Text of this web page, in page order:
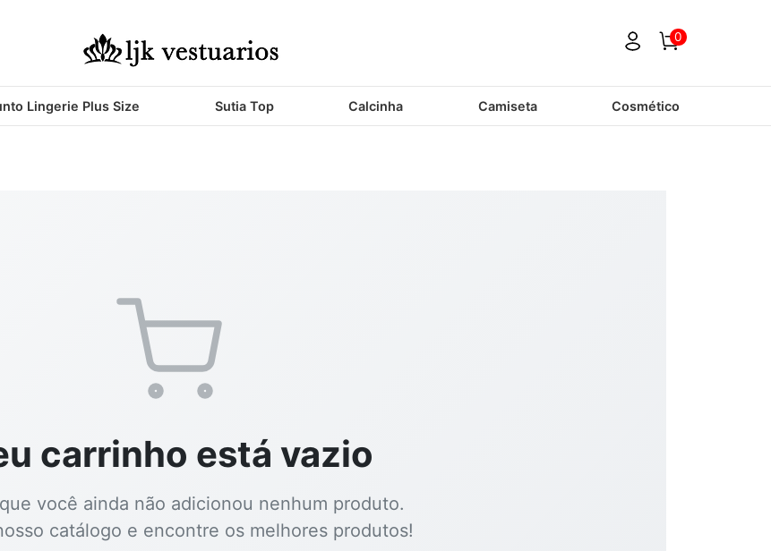
0
Lingerie Plus Size Sutia Top Calcinha Camiseta Cosmético
carrinho está vazio
você ainda não adicionou nenhum produto.
catálogo e encontre os melhores produtos!